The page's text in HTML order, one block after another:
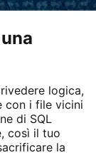
logica,
con i file vicini
di SQL
così il tuo
la